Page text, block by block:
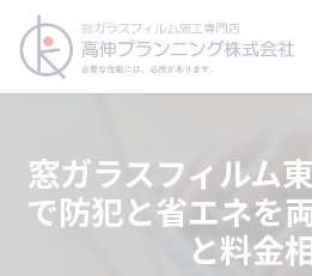
窓ガラスフィルム
で防犯と省エネを
と料金